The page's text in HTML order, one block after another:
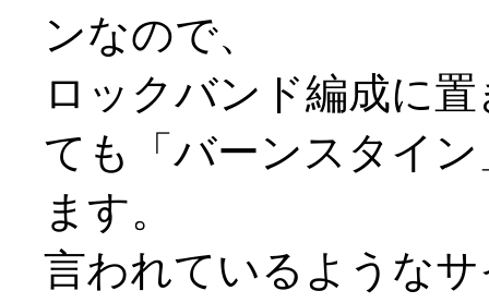
ンなので、
ロックバンド編成に
ても「バーンスタイ
ます。
言われているような